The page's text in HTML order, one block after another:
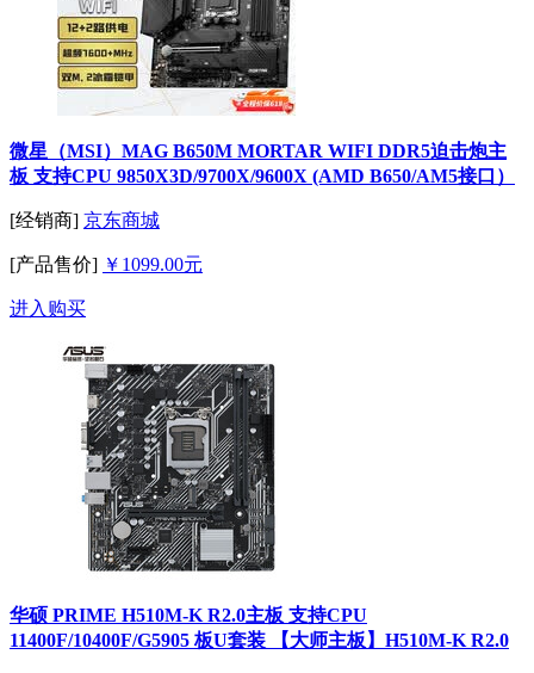
微星（MSI）MAG B650M MORTAR WIFI DDR5迫击炮主
板 支持CPU 9850X3D/9700X/9600X (AMD B650/AM5接口）
[经销商] 京东商城
[产品售价] ￥1099.00元
进入购买
华硕 PRIME H510M-K R2.0主板 支持CPU
11400F/10400F/G5905 板U套装 【大师主板】H510M-K R2.0